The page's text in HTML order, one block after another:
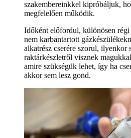
szakembereinkkel kipróbáljuk,
megfelelően működik.
Időként előfordul, különösen
nem karbantartott
alkatrész cserére szorul, ilyenkor
raktárkészletről visznek
amire szükségük lehet, így ha
akkor sem lesz gond.